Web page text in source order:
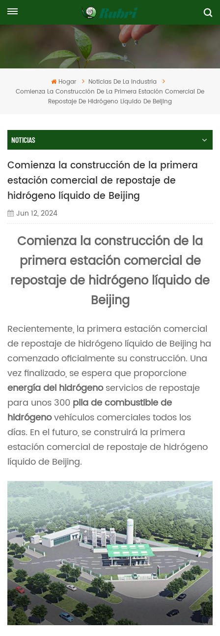
Hogar
Noticias De La Industria
Comienza La Construcción De La Primera Estación Comercial De
Repostaje De Hidrógeno Líquido De Beijing
NOTICIAS
Comienza la construcción de la primera
estación comercial de repostaje de
hidrógeno líquido de Beijing
Jun 12, 2024
Comienza la construcción de la
primera estación comercial de
repostaje de hidrógeno líquido de
Beijing
Recientemente, la primera estación comercial
de repostaje de hidrógeno líquido de Beijing ha
comenzado oficialmente su construcción. Una
vez finalizado, se espera que proporcione
energía del hidrógenoservicios de repostaje
para unos 300 pila de combustible de
hidrógenovehículos comerciales todos los
días. En el futuro, se construirá la primera
estación comercial de repostaje de hidrógeno
líquido de Beijing.